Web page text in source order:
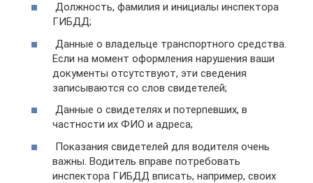
Должность, фамилия и инициалы инспектора
ГИБДД;
Данные о владельце транспортного средства.
Если на момент оформления нарушения ваши
документы отсутствуют, эти сведения
записываются со слов свидетелей;
Данные о свидетелях и потерпевших, в
частности их ФИО и адреса;
Показания свидетелей для водителя очень
важны. Водитель вправе потребовать
инспектора ГИБДД вписать, например, своих